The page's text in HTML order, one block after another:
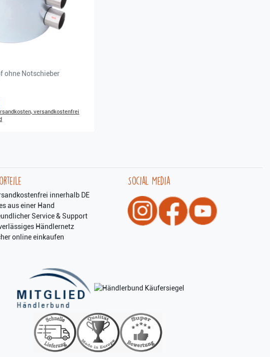
ohne Notschieber
versandkostenfrei
innerhalb DE
aus einer Hand
Service & Support
Händlernetz
online einkaufen
Social Media